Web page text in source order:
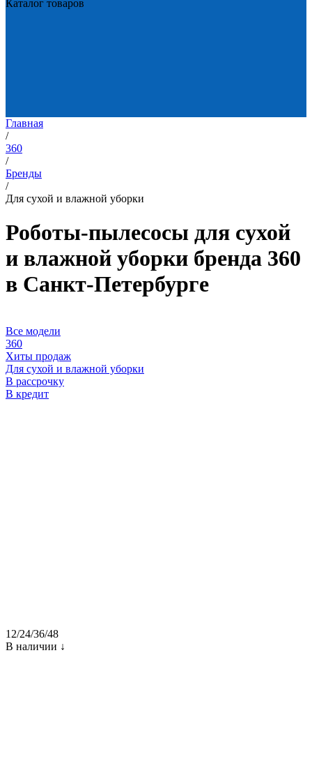
Каталог товаров
Главная
/
360
/
Бренды
/
Для сухой и влажной уборки
Роботы-пылесосы для сухой
и влажной уборки бренда 360
в Санкт-Петербурге
Все модели
360
Хиты продаж
Для сухой и влажной уборки
В рассрочку
В кредит
12/24/36/48
В наличии ↓